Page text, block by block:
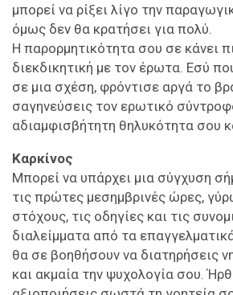
μπορεί να ρίξει λίγο την
όμως δεν θα κρατήσει για πολύ.
Η παρορμητικότητα σου σε κάνει
διεκδικητική με τον έρωτα. Εσύ
σε μια σχέση, φρόντισε αργά το
σαγηνεύσεις τον ερωτικό
αδιαμφισβήτητη θηλυκότητα σου
Καρκίνος
Μπορεί να υπάρχει μια σύγχυση
τις πρώτες μεσημβρινές ώρες,
στόχους, τις οδηγίες και τις
διαλείμματα από τα
θα σε βοηθήσουν να διατηρήσεις
και ακμαία την ψυχολογία σου.